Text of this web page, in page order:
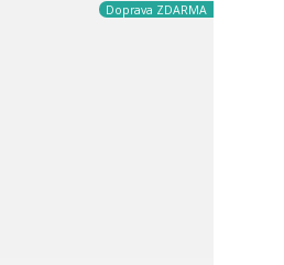
Doprava ZDARMA